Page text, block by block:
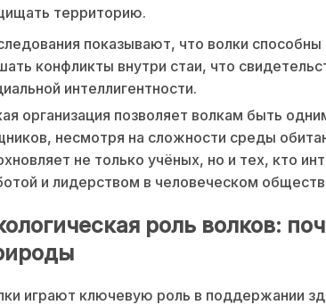
территорию.
показывают, что волки
конфликты внутри стаи, что
интеллигентности.
организация позволяет волкам быть
несмотря на сложности среды
не только учёных, но и тех, кто
и лидерством в человеческом
роль волков:
играют ключевую роль в поддержании